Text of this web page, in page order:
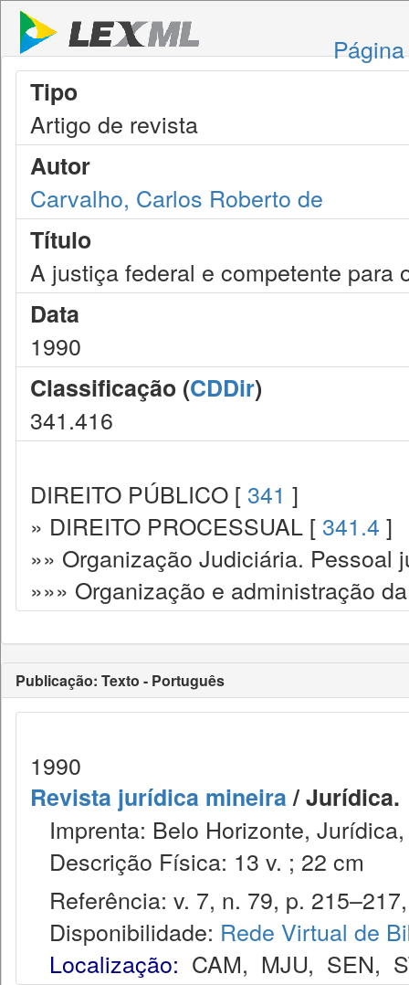
Tipo
Artigo de revista
Autor
Carvalho, Carlos Roberto de
Título
A justiça federal e competente para
Data
1990
Classificação (CDDir)
341.416
DIREITO PÚBLICO [ 341 ]
» DIREITO PROCESSUAL [ 341.4 ]
»» Organização Judiciária. Pessoal
»»» Organização e administração
Publicação: Texto - Português
1990
Revista jurídica mineira/ Jurídica.
Imprenta: Belo Horizonte,
Descrição Física: 13 v. ; 22 cm
Referência: v. 7, n. 79, p.
Disponibilidade: Rede Virtual de
Localização: CAM, MJU, SEN,